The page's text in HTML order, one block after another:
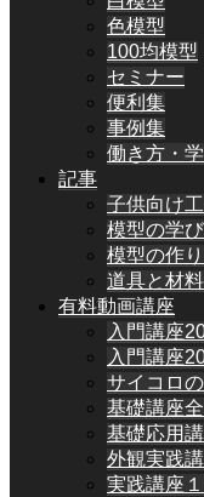
色模型
100均模型
セミナー
便利集
事例集
働き方・
記事
子供向け
模型の学
模型の作
道具と材
有料動画講座
入門講座
入門講座
サイコロ
基礎講座
基礎応用
外観実践
実践講座